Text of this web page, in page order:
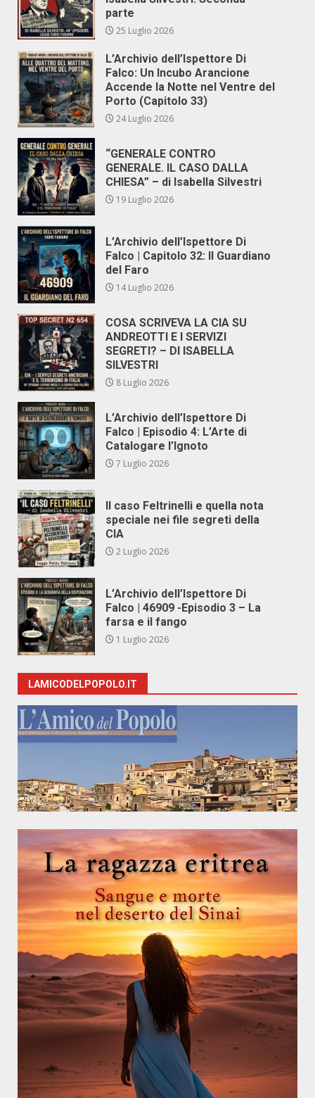
parte
25 Luglio 2026
L’Archivio dell’Ispettore Di
Falco: Un Incubo Arancione
Accende la Notte nel Ventre del
Porto (Capitolo 33)
24 Luglio 2026
“GENERALE CONTRO
GENERALE. IL CASO DALLA
CHIESA” – di Isabella Silvestri
19 Luglio 2026
L’Archivio dell’Ispettore Di
Falco | Capitolo 32: Il Guardiano
del Faro
14 Luglio 2026
COSA SCRIVEVA LA CIA SU
ANDREOTTI E I SERVIZI
SEGRETI? – DI ISABELLA
SILVESTRI
8 Luglio 2026
L’Archivio dell’Ispettore Di
Falco | Episodio 4: L’Arte di
Catalogare l’Ignoto
7 Luglio 2026
Il caso Feltrinelli e quella nota
speciale nei file segreti della
CIA
2 Luglio 2026
L’Archivio dell’Ispettore Di
Falco | 46909 -Episodio 3 – La
farsa e il fango
1 Luglio 2026
LAMICODELPOPOLO.IT